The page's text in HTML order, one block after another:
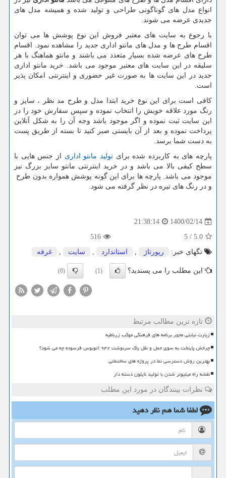
انواع مدل های گوناگونی طراحی و تولید شده و همیشه مدل های
جدیدی عرضه می شوند.
با رجوع به سایت های معتبر فروش این نوع پوشش ها می توان
اقسام طرح ها و مدل های مانتو اداری جدید را مشاهده نمود. اقسام
طرح های عرضه شده بسیار متعدد می باشند و مانتو هماهنگ با هر
سلیقه در این سایت های معتبر موجود می باشد. خرید مانتو اداری
جدید در این سایت ها به صورت غیر حضوری و اینترنتی امکان پذیر
است.
کافی است برای این نوع خرید ابتدا مدل و طرح مد نظر ، سایز و
رنگ مورد علاقه خویش را انتخاب نموده و سپس سفارش خود را در
این سایت ثبت نموده و اگر موجود باشد وجه آن را به شکل آنلاین
پرداخت نموده و بعد از آن بایستی صبر کنید تا بسته از طریق پست
به دست شما برسد.
پارچه های به کاربرده شده برای تولید مانتو اداری از جنس هایی با
سطح کیفی بالا می باشد و در خرید اینترنتی مانتو سایز بزرگ نیز
موجود می باشد‌. پارچه ها برای این گونه پوشش همواره بدون طرح
و در رنگ های تیره در نظر گرفته می شود.
1400/02/14
21:38:14
5.0
/
5
516
تگهای خبر:
رپورتاژ , استاندارد , سایت , غرفه
این مطلب را می پسندید؟ (1)
(0)
تازه ترین مطالب مرتبط
زیارت نیابتی محور برنامه های فرهنگی موکب زرباطیه
چرخش پایتخت به سوی حمل و نقل پاک سرنوشت ۹۴۲ اتوبوس فرسوده چه می شود؟
بهترین روش دسترسی نما در پروژه های ساختمانی
نقشه راه میلیونر شدن با تولید نایلون دسته دار
نظرات بینندگان در مورد این مطلب
لطفا شما همنظر دهید